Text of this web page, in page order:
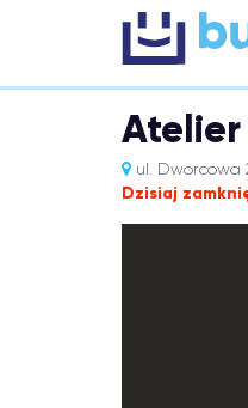
Atelier
ul. Dworcowa
Dzisiaj